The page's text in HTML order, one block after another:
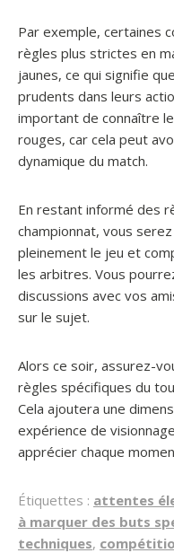
Par exemple, certaines
règles plus strictes en
jaunes, ce qui signifie
prudents dans leurs
important de connaître
rouges, car cela peut
dynamique du match.
En restant informé des
championnat, vous
pleinement le jeu et
les arbitres. Vous
discussions avec vos
sur le sujet.
Alors ce soir, assurez-
règles spécifiques du
Cela ajoutera une
expérience de
apprécier chaque
Étiquettes : attentes
à marquer des buts
techniques,